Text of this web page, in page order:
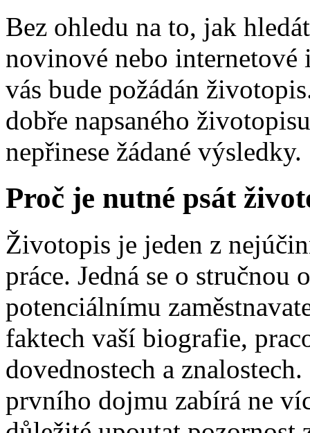
Bez ohledu na to, jak
novinové nebo
vás bude požádán
dobře napsaného
nepřinese žádané výsledky.
Proč je nutné psát
Životopis je jeden z
práce. Jedná se o stručnou
potenciálnímu
faktech vaší biografie,
dovednostech a
prvního dojmu zabírá ne